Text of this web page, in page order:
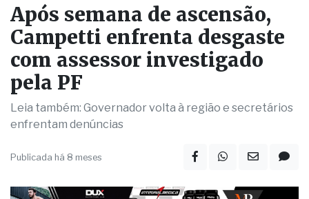
POLÍTICA
Após semana de ascensão,
Campetti enfrenta desgaste
com assessor investigado
pela PF
Leia também: Governador volta à região e secretários